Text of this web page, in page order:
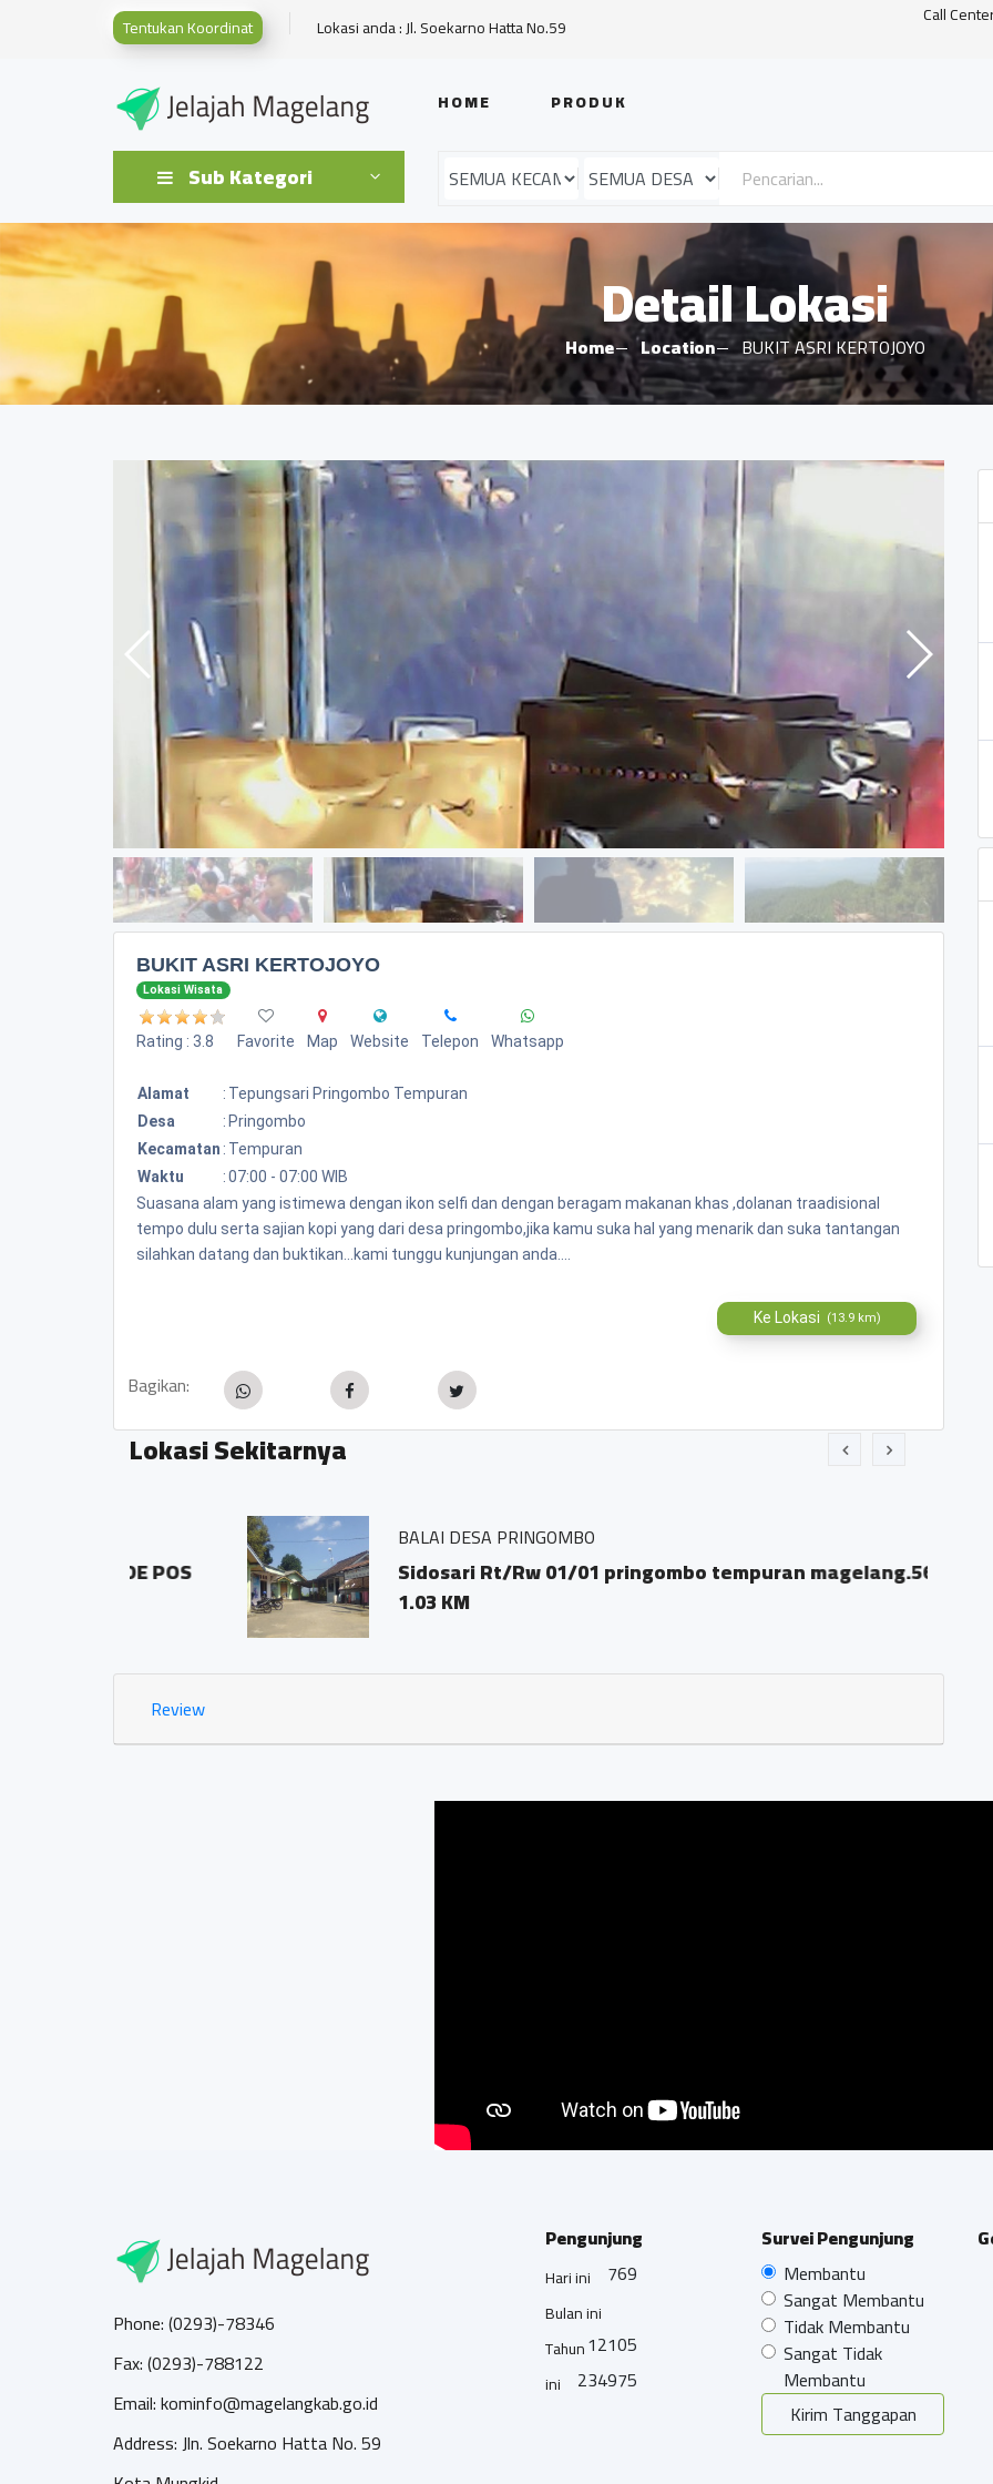
Tentukan Koordinat Lokasi anda : Jl. Soekarno Hatta No.59 Call
HOME PRODUK
Sub Kategori
Detail Lokasi
Home Location BUKIT ASRI KERTOJOYO
BUKIT ASRI KERTOJOYO
Lokasi Wisata
Rating : 3.8 Favorite Map Website Telepon Whatsapp
Alamat : Tepungsari Pringombo Tempuran
Desa
: Pringombo
Kecamatan : Tempuran
Waktu
:07:00 - 07:00 WIB
Suasana alam yang istimewa dengan ikon selfi dan dengan beragam makanan khas ,dolanan traadisional
tempo dulu serta sajian kopi yang dari desa pringombo,jika kamu suka hal yang menarik dan suka tantangan
silahkan datang dan buktikan...kami tunggu kunjungan anda....
Ke Lokasi (13.9 km)
Bagikan:
Lokasi Sekitarnya
BALAI DESA PRINGOMBO
Sidosari Rt/Rw 01/01 pringombo tempuran magelang.56161
1.03 KM
Review
Phone: (0293)-78346
Fax: (0293)-788122
Email: kominfo@magelangkab.go.id
Address: Jln. Soekarno Hatta No. 59
Pengunjung
Hari ini 769
Bulan ini
12105
Tahun
ini
234975
Survei Pengunjung
Membantu
Sangat Membantu
Tidak Membantu
Sangat Tidak
Membantu
Kirim Tanggapan